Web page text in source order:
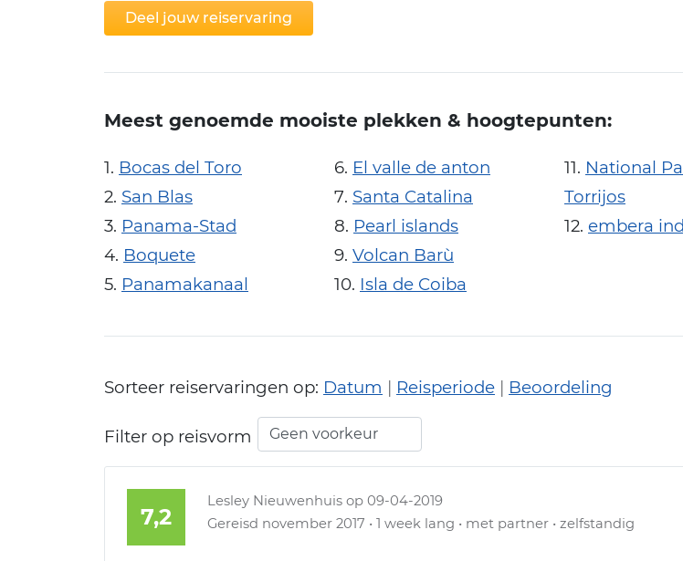
Deel jouw reiservaring
Meest genoemde mooiste plekken & hoogtepunten:
Bocas del Toro
San Blas
Panama-Stad
Boquete
Panamakanaal
El valle de anton
Santa Catalina
Pearl islands
Volcan Barù
Isla de Coiba
National
Torrijos
embera
Sorteer reiservaringen op: Datum | Reisperiode | Beoordeling
Filter op reisvorm
7,2
Lesley Nieuwenhuis op 09-04-2019
Gereisd november 2017 • 1 week lang • met partner • zelfstandig